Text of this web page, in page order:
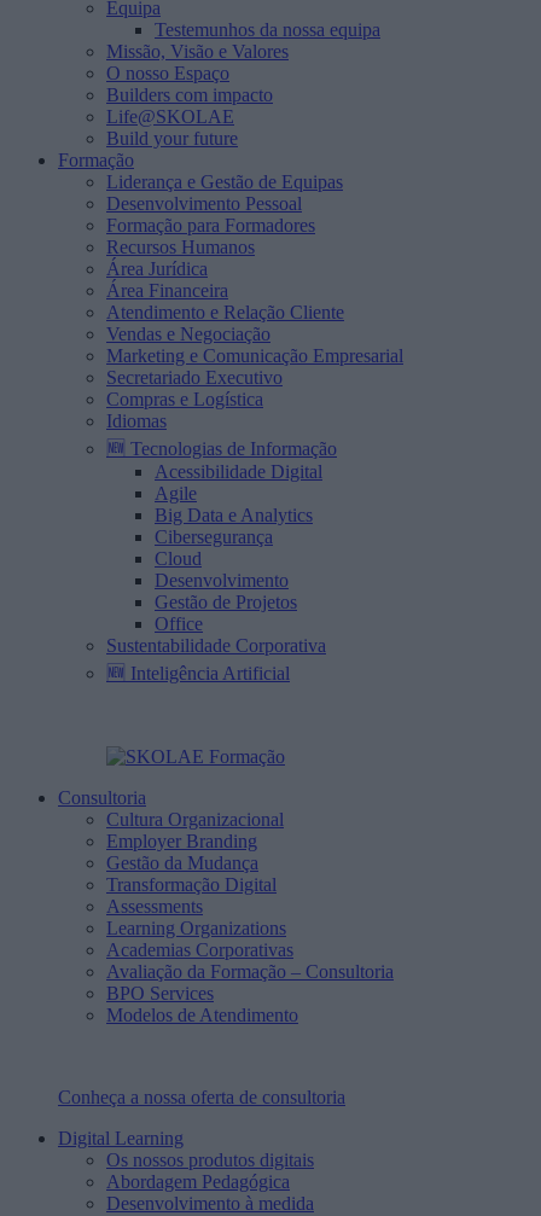
Equipa
Testemunhos da nossa equipa
Missão, Visão e Valores
O nosso Espaço
Builders com impacto
Life@SKOLAE
Build your future
Formação
Liderança e Gestão de Equipas
Desenvolvimento Pessoal
Formação para Formadores
Recursos Humanos
Área Jurídica
Área Financeira
Atendimento e Relação Cliente
Vendas e Negociação
Marketing e Comunicação Empresarial
Secretariado Executivo
Compras e Logística
Idiomas
🆕 Tecnologias de Informação
Acessibilidade Digital
Agile
Big Data e Analytics
Cibersegurança
Cloud
Desenvolvimento
Gestão de Projetos
Office
Sustentabilidade Corporativa
🆕 Inteligência Artificial
Consultoria
Cultura Organizacional
Employer Branding
Gestão da Mudança
Transformação Digital
Assessments
Learning Organizations
Academias Corporativas
Avaliação da Formação – Consultoria
BPO Services
Modelos de Atendimento
Conheça a nossa oferta de consultoria
Digital Learning
Os nossos produtos digitais
Abordagem Pedagógica
Desenvolvimento à medida